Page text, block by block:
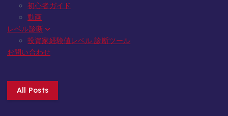
初心者ガイド
動画
レベル診断
投資家経験値レベル 診断ツール
お問い合わせ
All Posts